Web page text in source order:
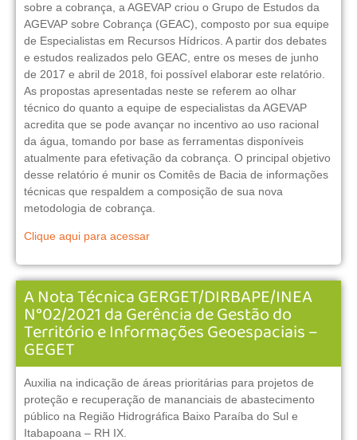
sobre a cobrança, a AGEVAP criou o Grupo de Estudos da
AGEVAP sobre Cobrança (GEAC), composto por sua equipe
de Especialistas em Recursos Hídricos. A partir dos debates
e estudos realizados pelo GEAC, entre os meses de junho
de 2017 e abril de 2018, foi possível elaborar este relatório.
As propostas apresentadas neste se referem ao olhar
técnico do quanto a equipe de especialistas da AGEVAP
acredita que se pode avançar no incentivo ao uso racional
da água, tomando por base as ferramentas disponíveis
atualmente para efetivação da cobrança. O principal objetivo
desse relatório é munir os Comitês de Bacia de informações
técnicas que respaldem a composição de sua nova
metodologia de cobrança.
Clique aqui para acessar
A Nota Técnica GERGET/DIRBAPE/INEA
N°02/2021 da Gerência de Gestão do
Território e Informações Geoespaciais –
GEGET
Auxilia na indicação de áreas prioritárias para projetos de
proteção e recuperação de mananciais de abastecimento
público na Região Hidrográfica Baixo Paraíba do Sul e
Itabapoana – RH IX.